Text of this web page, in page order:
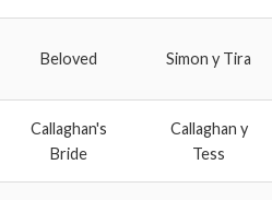
Beloved Simon y Tira
Callaghan's
Bride
Callaghan y
Tess